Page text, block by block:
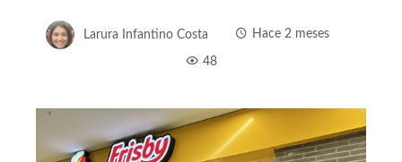
Larura Infantino Costa Hace 2 meses
48